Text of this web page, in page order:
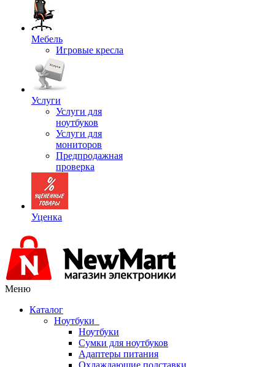
Мебель
Игровые кресла
Услуги
Услуги для
ноутбуков
Услуги для
мониторов
Предпродажная
проверка
Уценка
Меню
Каталог
Ноутбуки
Ноутбуки
Сумки для ноутбуков
Адаптеры питания
Охлаждающие подставки